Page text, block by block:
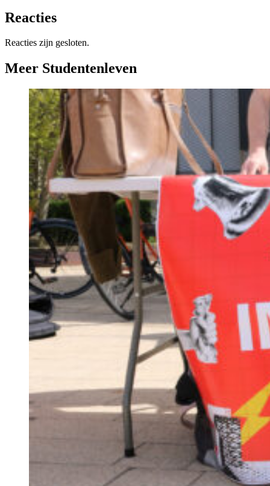
Reacties
Reacties zijn gesloten.
Meer Studentenleven